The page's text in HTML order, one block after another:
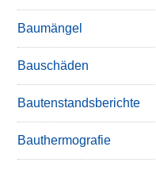
Baumängel
Bauschäden
Bautenstandsberichte
Bauthermografie